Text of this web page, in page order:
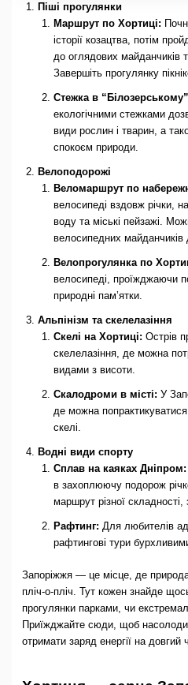
Піші прогулянки
Маршрут по Хортиці:
історії козацтва, потім
до оглядових майданчиків
Завершіть прогулянку
Стежка в
екологічними стежками
види рослин і тварин, а
спокоєм природи.
Велоподорожі
Веломаршрут по
велосипеді вздовж річки,
воду та міські пейзажі.
велосипедних майданчиків
Велопрогулянка по
велосипеді, проїжджаючи
природні пам’ятки.
Альпінізм та скелелазіння
Скелі на Хортиці: Острів
скелелазіння, де можна
видами з висоти.
Скалодроми в місті: У
де можна
скелі.
Водні види спорту
Сплав на каяках Дніпром:
в захоплюючу подорож
маршрут різної
Рафтинг: Для любителів
рафтингові тури
Запоріжжя — це місце, де природа
пліч-о-пліч. Тут кожен знайде
прогулянки парками, чи
Приїжджайте сюди, щоб
отримати заряд енергії на довгий